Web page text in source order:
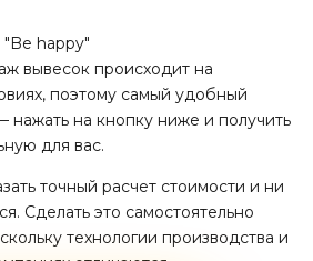
вывесок происходит на
поэтому самый удобный
нажать на кнопку ниже и получить
для вас.
точный расчет стоимости и ни
Сделать это самостоятельно
технологии производства и